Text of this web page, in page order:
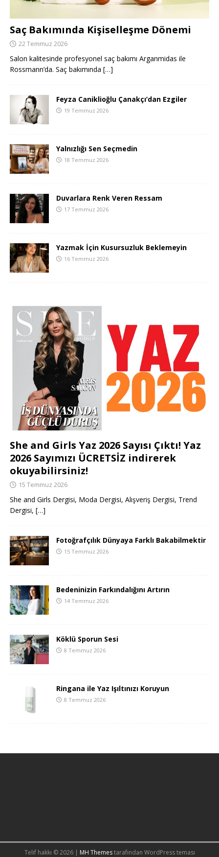
Saç Bakımında Kişiselleşme Dönemi
22 Temmuz 2026
Salon kalitesinde profesyonel saç bakımı Arganmidas ile
Rossmann’da. Saç bakımında […]
Feyza Caniklioğlu Çanakçı’dan Ezgiler
19 Temmuz 2026
Yalnızlığı Sen Seçmedin
18 Temmuz 2026
Duvarlara Renk Veren Ressam
17 Temmuz 2026
Yazmak İçin Kusursuzluk Beklemeyin
16 Temmuz 2026
She and Girls Yaz 2026 Sayısı Çıktı! Yaz
2026 Sayımızı ÜCRETSİZ indirerek
okuyabilirsiniz!
15 Temmuz 2026
She and Girls Dergisi, Moda Dergisi, Alışveriş Dergisi, Trend
Dergisi, […]
Fotoğrafçılık Dünyaya Farklı Bakabilmektir
15 Temmuz 2026
Bedeninizin Farkındalığını Artırın
14 Temmuz 2026
Köklü Sporun Sesi
8 Temmuz 2026
Ringana ile Yaz Işıltınızı Koruyun
8 Temmuz 2026
Telif hakkı © 2026 | MH Themestarafından WordPress teması